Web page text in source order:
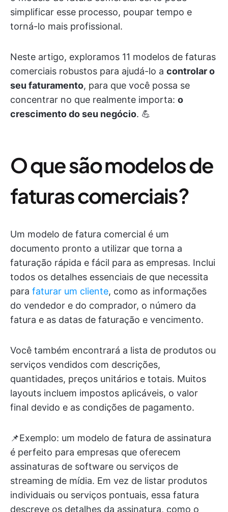
simplificar esse processo, poupar tempo e
torná-lo mais profissional.
Neste artigo, exploramos 11 modelos de faturas
comerciais robustos para ajudá-lo a controlar o
seu faturamento, para que você possa se
concentrar no que realmente importa: o
crescimento do seu negócio. 💪
O que são modelos de
faturas comerciais?
Um modelo de fatura comercial é um
documento pronto a utilizar que torna a
faturação rápida e fácil para as empresas. Inclui
todos os detalhes essenciais de que necessita
para faturar um cliente, como as informações
do vendedor e do comprador, o número da
fatura e as datas de faturação e vencimento.
Você também encontrará a lista de produtos ou
serviços vendidos com descrições,
quantidades, preços unitários e totais. Muitos
layouts incluem impostos aplicáveis, o valor
final devido e as condições de pagamento.
📌Exemplo: um modelo de fatura de assinatura
é perfeito para empresas que oferecem
assinaturas de software ou serviços de
streaming de mídia. Em vez de listar produtos
individuais ou serviços pontuais, essa fatura
descreve os detalhes da assinatura, como o